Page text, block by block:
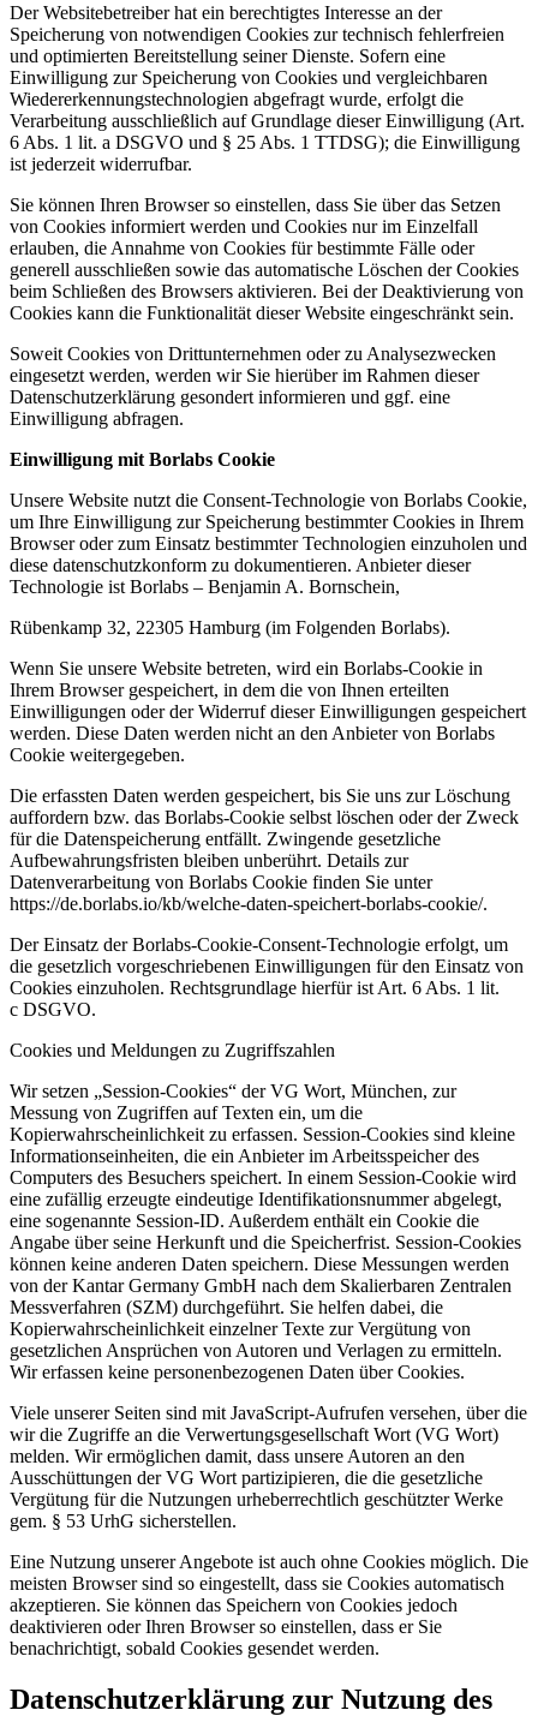
Der Websitebetreiber hat ein berechtigtes Interesse an der
Speicherung von notwendigen Cookies zur technisch fehlerfreien
und optimierten Bereitstellung seiner Dienste. Sofern eine
Einwilligung zur Speicherung von Cookies und vergleichbaren
Wiedererkennungstechnologien abgefragt wurde, erfolgt die
Verarbeitung ausschließlich auf Grundlage dieser Einwilligung (Art.
6 Abs. 1 lit. a DSGVO und § 25 Abs. 1 TTDSG); die Einwilligung
ist jederzeit widerrufbar.
Sie können Ihren Browser so einstellen, dass Sie über das Setzen
von Cookies informiert werden und Cookies nur im Einzelfall
erlauben, die Annahme von Cookies für bestimmte Fälle oder
generell ausschließen sowie das automatische Löschen der Cookies
beim Schließen des Browsers aktivieren. Bei der Deaktivierung von
Cookies kann die Funktionalität dieser Website eingeschränkt sein.
Soweit Cookies von Drittunternehmen oder zu Analysezwecken
eingesetzt werden, werden wir Sie hierüber im Rahmen dieser
Datenschutzerklärung gesondert informieren und ggf. eine
Einwilligung abfragen.
Einwilligung mit Borlabs Cookie
Unsere Website nutzt die Consent-Technologie von Borlabs Cookie,
um Ihre Einwilligung zur Speicherung bestimmter Cookies in Ihrem
Browser oder zum Einsatz bestimmter Technologien einzuholen und
diese datenschutzkonform zu dokumentieren. Anbieter dieser
Technologie ist Borlabs – Benjamin A. Bornschein,
Rübenkamp 32, 22305 Hamburg (im Folgenden Borlabs).
Wenn Sie unsere Website betreten, wird ein Borlabs-Cookie in
Ihrem Browser gespeichert, in dem die von Ihnen erteilten
Einwilligungen oder der Widerruf dieser Einwilligungen gespeichert
werden. Diese Daten werden nicht an den Anbieter von Borlabs
Cookie weitergegeben.
Die erfassten Daten werden gespeichert, bis Sie uns zur Löschung
auffordern bzw. das Borlabs-Cookie selbst löschen oder der Zweck
für die Datenspeicherung entfällt. Zwingende gesetzliche
Aufbewahrungsfristen bleiben unberührt. Details zur
Datenverarbeitung von Borlabs Cookie finden Sie unter
https://de.borlabs.io/kb/welche-daten-speichert-borlabs-cookie/.
Der Einsatz der Borlabs-Cookie-Consent-Technologie erfolgt, um
die gesetzlich vorgeschriebenen Einwilligungen für den Einsatz von
Cookies einzuholen. Rechtsgrundlage hierfür ist Art. 6 Abs. 1 lit.
c DSGVO.
Cookies und Meldungen zu Zugriffszahlen
Wir setzen „Session-Cookies“ der VG Wort, München, zur
Messung von Zugriffen auf Texten ein, um die
Kopierwahrscheinlichkeit zu erfassen. Session-Cookies sind kleine
Informationseinheiten, die ein Anbieter im Arbeitsspeicher des
Computers des Besuchers speichert. In einem Session-Cookie wird
eine zufällig erzeugte eindeutige Identifikationsnummer abgelegt,
eine sogenannte Session-ID. Außerdem enthält ein Cookie die
Angabe über seine Herkunft und die Speicherfrist. Session-Cookies
können keine anderen Daten speichern. Diese Messungen werden
von der Kantar Germany GmbH nach dem Skalierbaren Zentralen
Messverfahren (SZM) durchgeführt. Sie helfen dabei, die
Kopierwahrscheinlichkeit einzelner Texte zur Vergütung von
gesetzlichen Ansprüchen von Autoren und Verlagen zu ermitteln.
Wir erfassen keine personenbezogenen Daten über Cookies.
Viele unserer Seiten sind mit JavaScript-Aufrufen versehen, über die
wir die Zugriffe an die Verwertungsgesellschaft Wort (VG Wort)
melden. Wir ermöglichen damit, dass unsere Autoren an den
Ausschüttungen der VG Wort partizipieren, die die gesetzliche
Vergütung für die Nutzungen urheberrechtlich geschützter Werke
gem. § 53 UrhG sicherstellen.
Eine Nutzung unserer Angebote ist auch ohne Cookies möglich. Die
meisten Browser sind so eingestellt, dass sie Cookies automatisch
akzeptieren. Sie können das Speichern von Cookies jedoch
deaktivieren oder Ihren Browser so einstellen, dass er Sie
benachrichtigt, sobald Cookies gesendet werden.
Datenschutzerklärung zur Nutzung des